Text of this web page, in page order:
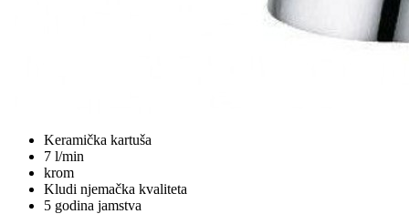
Keramička kartuša
7 l/min
krom
Kludi njemačka kvaliteta
5 godina jamstva